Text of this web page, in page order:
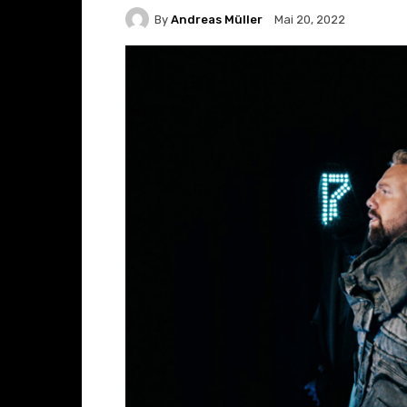
By Andreas Müller Mai 20, 2022